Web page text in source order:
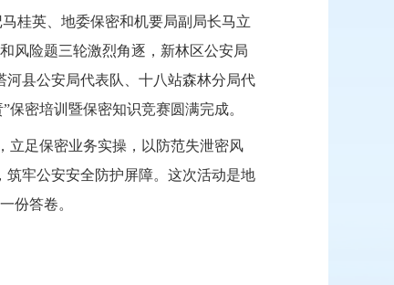
桂英、地委保密和机要局副局长马立
风险题三轮激烈角逐，新林区公安局
县公安局代表队、十八站森林分局代
密培训暨保密知识竞赛圆满完成。
立足保密业务实操，以防范失泄密风
牢公安安全防护屏障。这次活动是地
份答卷。